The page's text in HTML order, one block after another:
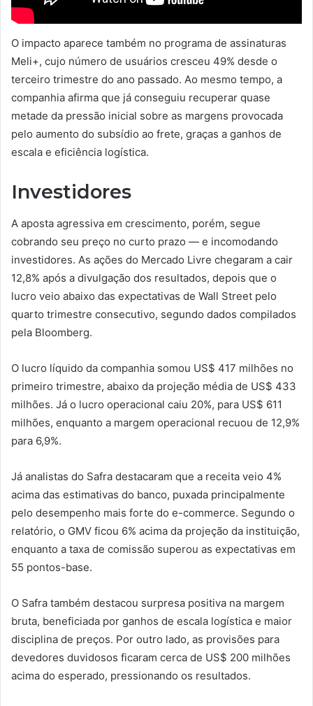
O impacto aparece também no programa de assinaturas
Meli+, cujo número de usuários cresceu 49% desde o
terceiro trimestre do ano passado. Ao mesmo tempo, a
companhia afirma que já conseguiu recuperar quase
metade da pressão inicial sobre as margens provocada
pelo aumento do subsídio ao frete, graças a ganhos de
escala e eficiência logística.
Investidores
A aposta agressiva em crescimento, porém, segue
cobrando seu preço no curto prazo — e incomodando
investidores. As ações do Mercado Livre chegaram a cair
12,8% após a divulgação dos resultados, depois que o
lucro veio abaixo das expectativas de Wall Street pelo
quarto trimestre consecutivo, segundo dados compilados
pela Bloomberg.
O lucro líquido da companhia somou US$ 417 milhões no
primeiro trimestre, abaixo da projeção média de US$ 433
milhões. Já o lucro operacional caiu 20%, para US$ 611
milhões, enquanto a margem operacional recuou de 12,9%
para 6,9%.
Já analistas do Safra destacaram que a receita veio 4%
acima das estimativas do banco, puxada principalmente
pelo desempenho mais forte do e-commerce. Segundo o
relatório, o GMV ficou 6% acima da projeção da instituição,
enquanto a taxa de comissão superou as expectativas em
55 pontos-base.
O Safra também destacou surpresa positiva na margem
bruta, beneficiada por ganhos de escala logística e maior
disciplina de preços. Por outro lado, as provisões para
devedores duvidosos ficaram cerca de US$ 200 milhões
acima do esperado, pressionando os resultados.